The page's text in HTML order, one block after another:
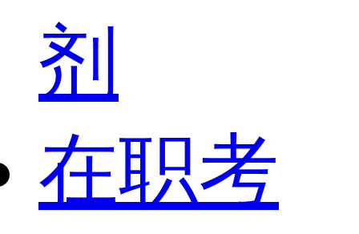
剂
在职考